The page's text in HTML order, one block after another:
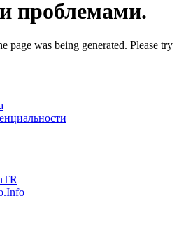
проблемами.
page was being generated. Please try